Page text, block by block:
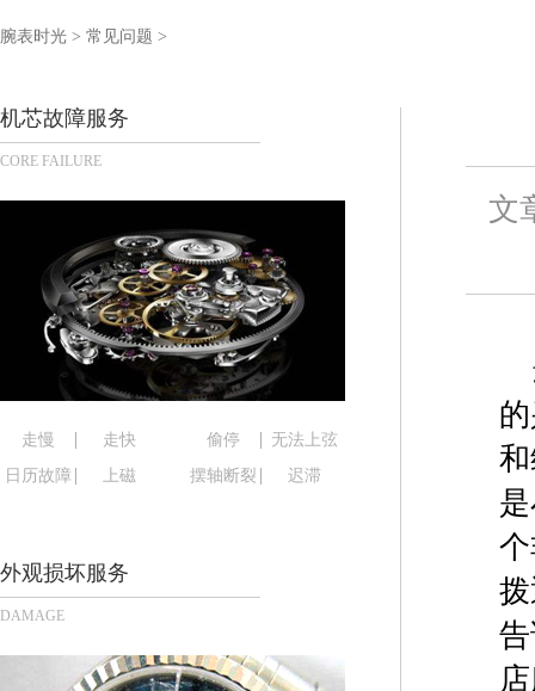
金华市金东区东市南街777号金华万达广场写字楼
绍兴市越城区胜利东路379号世茂天际中心写字楼8
嘉兴市南湖区广益路705号嘉兴世界贸易中心写字
南昌市红谷滩新区红谷中大道998号绿地双子塔（
济南市历下区经十路11111号华润中心写字楼（万
广州市天河区天河路230号万菱汇国际中心写字楼
广州市越秀区环市东路371-375号世界贸易中心大
深圳市罗湖区深南东路5001号华润大厦写字楼17
惠州市惠城区江北文昌一路7号华贸大厦写字楼1
厦门市思明区湖滨东路95号华润大厦写字楼B座11
福州市鼓楼区五四路128-1号恒力城写字楼15层03
成都市锦江区人民东路6号SAC东原中心写字楼24
重庆市江北区观音桥步行街2号融恒时代广场写字
长沙市芙蓉区定王台街道建湘路393号世茂环球金
郑州市二七区铭功路10号华润大厦写字楼29层
太原市迎泽区解放路15号亨得利名表服务中心（
腕表时光 > 常见问题 >
机芯故障服务
CORE FAILURE
走慢 走快 偷停
无法上弦
日历故障
上磁 摆轴断裂 迟滞
外观损坏服务
DAMAGE
文